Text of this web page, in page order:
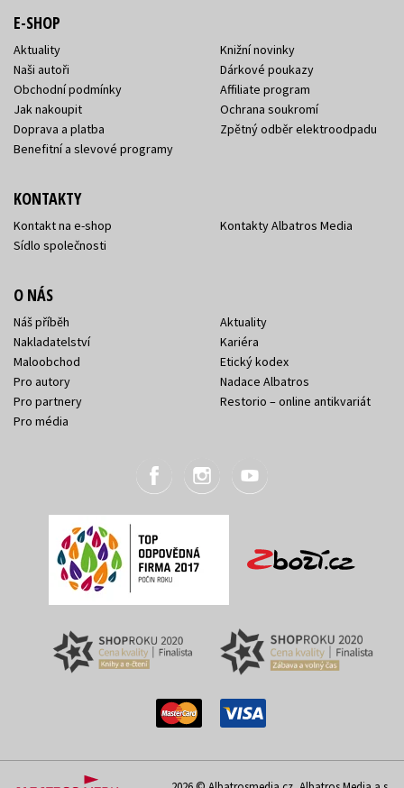
E-SHOP
Aktuality
Naši autoři
Obchodní podmínky
Jak nakoupit
Doprava a platba
Benefitní a slevové programy
Knižní novinky
Dárkové poukazy
Affiliate program
Ochrana soukromí
Zpětný odběr elektroodpadu
KONTAKTY
Kontakt na e-shop
Sídlo společnosti
Kontakty Albatros Media
O NÁS
Náš příběh
Nakladatelství
Maloobchod
Pro autory
Pro partnery
Pro média
Aktuality
Kariéra
Etický kodex
Nadace Albatros
Restorio – online antikvariát